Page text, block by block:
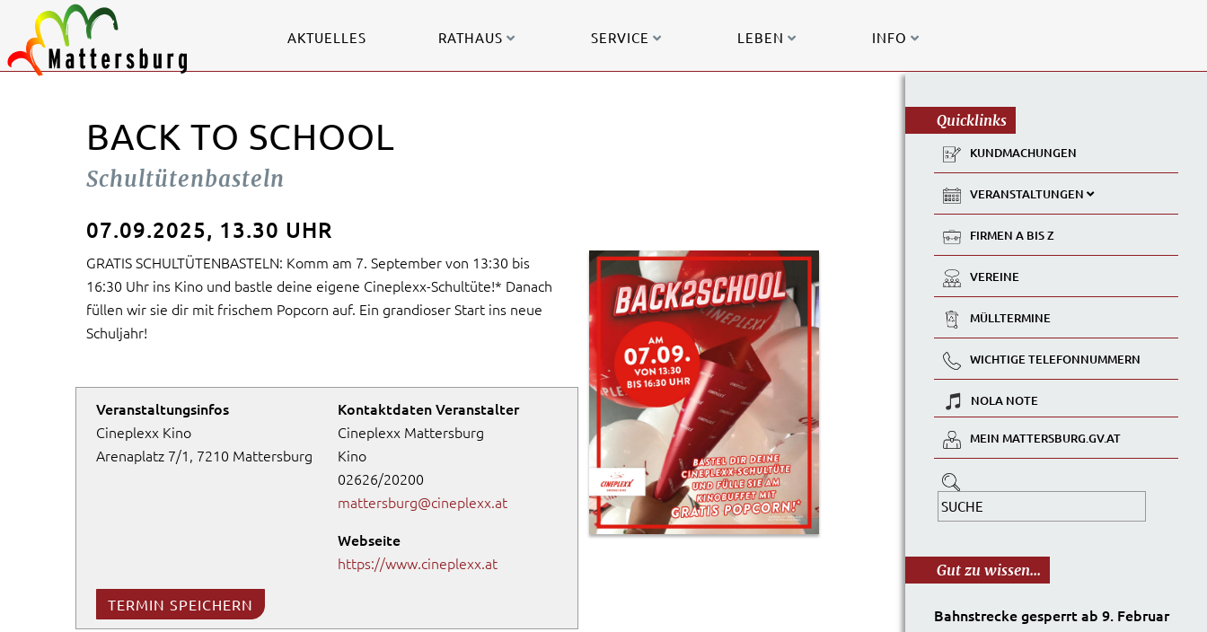
AKTUELLES RATHAUS SERVICE LEBEN INFO
BACK TO SCHOOL
Schultütenbasteln
07.09.2025, 13.30 UHR
GRATIS SCHULTÜTENBASTELN: Komm am 7. September von 13:30 bis
16:30 Uhr ins Kino und bastle deine eigene Cineplexx-Schultüte!* Danach
füllen wir sie dir mit frischem Popcorn auf. Ein grandioser Start ins neue
Schuljahr!
Veranstaltungsinfos
Cineplexx Kino
Arenaplatz 7/1, 7210 Mattersburg
Kontaktdaten Veranstalter
Cineplexx Mattersburg
Kino
02626/20200
mattersburg@cineplexx.at
Webseite
https://www.cineplexx.at
TERMIN SPEICHERN
Quicklinks
KUNDMACHUNGEN
VERANSTALTUNGEN
FIRMEN A BIS Z
VEREINE
MÜLLTERMINE
WICHTIGE TELEFONNUMMERN
NOLA NOTE
MEIN MATTERSBURG.GV.AT
Gut zu wissen...
Bahnstrecke gesperrt ab 9. Februar